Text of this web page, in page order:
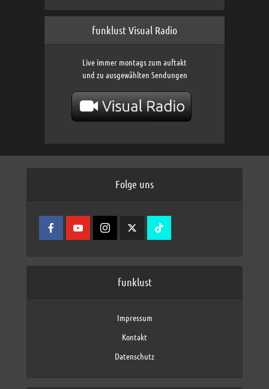
funklust Visual Radio
Live immer montags zum auftakt
und zu ausgewählten Sendungen
Folge uns
funklust
Impressum
Kontakt
Datenschutz